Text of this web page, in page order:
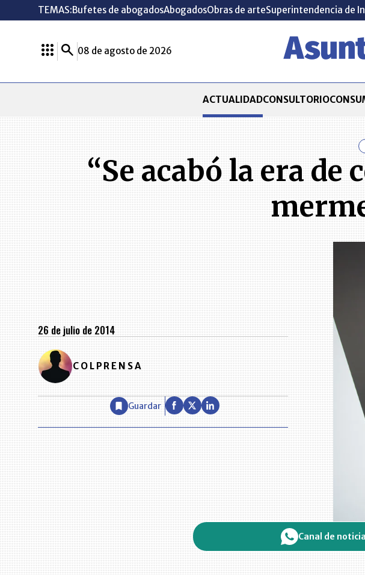
TEMAS:Bufetes de abogadosAbogadosObras de arteSuperintendencia de
08 de agosto de 2026
ACTUALIDADCONSULTORIO
“Se acabó la era
26 de julio de 2014
COLPRENSA
Guardar
Canal de